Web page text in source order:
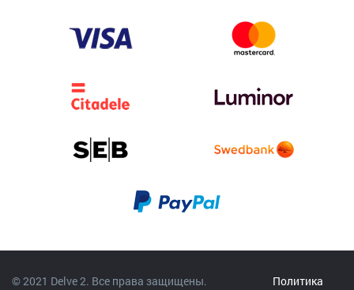
© 2021 Delve 2. Все права защищены. Политика